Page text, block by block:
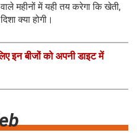
महीनों में यही तय करेगा कि खेती,
क्या होगी।
इन बीजों को अपनी डाइट में